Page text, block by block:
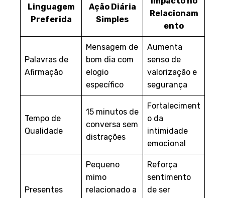
Linguagem
Preferida
Ação Diária
Simples
Impacto no
Relacionam
ento
Palavras de
Afirmação
Mensagem de
bom dia com
elogio
específico
Aumenta
senso de
valorização e
segurança
Tempo de
Qualidade
15 minutos de
conversa sem
distrações
Fortaleciment
o da
intimidade
emocional
Presentes
Pequeno
mimo
relacionado a
Reforça
sentimento
de ser